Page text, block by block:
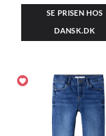
SE PRISEN HOS
DANSK.DK